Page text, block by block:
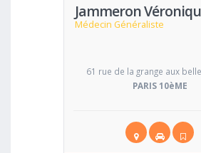
Jammeron
Médecin Généraliste
61 rue de la grange aux
PARIS 10èME